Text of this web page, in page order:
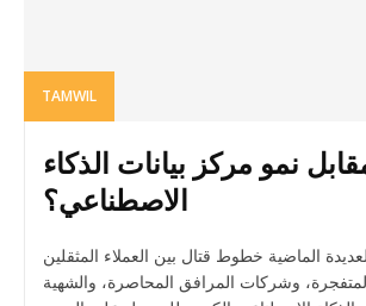
TAMWIL
نمو مركز بيانات الذكاء
الاصطناعي؟
الماضية خطوط قتال بين العملاء المثقلين
وشركات المرافق المحاصرة، والشهية